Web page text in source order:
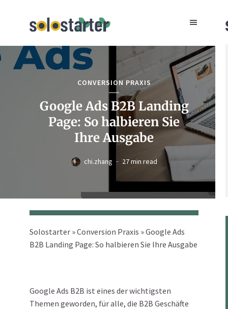
CONVERSION PRAXIS
Google Ads B2B Landing
Page: So halbieren Sie
Ihre Ausgabe
chi.zhang 27 min read
Solostarter »Conversion Praxis »Google Ads
B2B Landing Page: So halbieren Sie Ihre Ausgabe
Google Ads B2B ist eines der wichtigsten
Themen geworden, für alle, die B2B Geschäfte